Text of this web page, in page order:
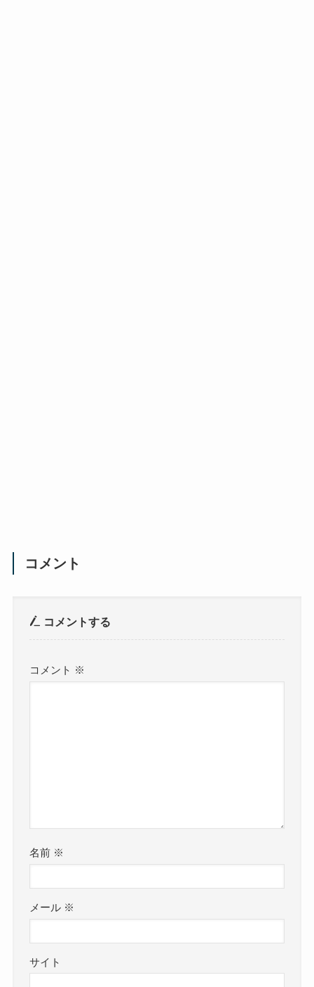
コメント
コメントする
コメント ※
名前 ※
メール ※
サイト